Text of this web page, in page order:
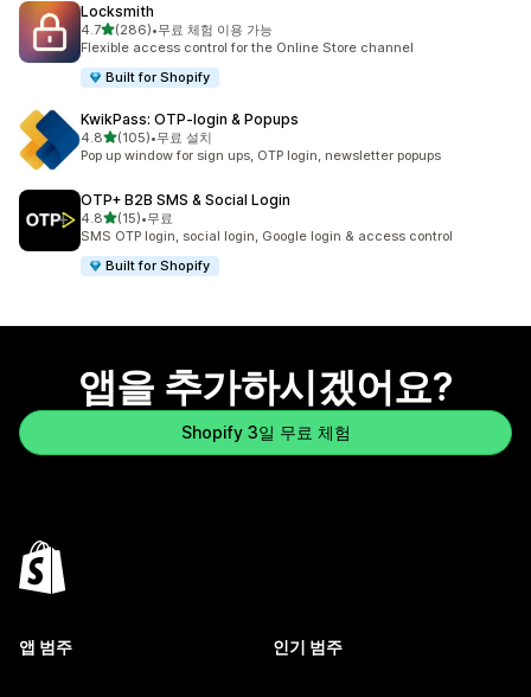
Locksmith
4.7별 5개 중
(286)
총 리뷰 286개
•무료 체험 이용 가능
Flexible access control for the Online Store channel
Built for Shopify
KwikPass: OTP‑login & Popups
4.8별 5개 중
(105)
총 리뷰 105개
•무료 설치
Pop up window for sign ups, OTP login, newsletter popups
OTP+ B2B SMS & Social Login
4.8별 5개 중
(15)
총 리뷰 15개
•무료
SMS OTP login, social login, Google login & access control
Built for Shopify
앱을 추가하시겠어요?
Shopify 3일 무료 체험
앱 범주 인기 범주